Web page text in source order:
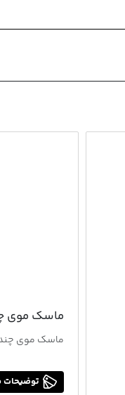
ماسک موی
مو
ماسک موی